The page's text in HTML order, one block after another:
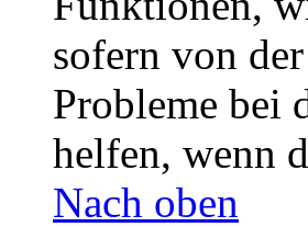
sofern von
Probleme bei
helfen, wenn
Nach oben